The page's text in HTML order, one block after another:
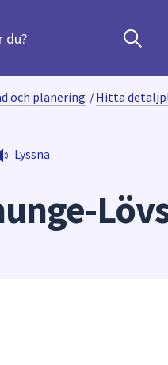
och planering /Hitta
Lyssna